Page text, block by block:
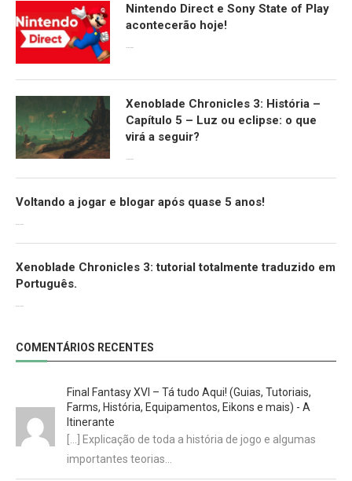
Nintendo Direct e Sony State of Play
acontecerão hoje!
Xenoblade Chronicles 3: História –
Capítulo 5 – Luz ou eclipse: o que
virá a seguir?
Voltando a jogar e blogar após quase 5 anos!
Xenoblade Chronicles 3: tutorial totalmente traduzido em
Português.
COMENTÁRIOS RECENTES
Final Fantasy XVI – Tá tudo Aqui! (Guias, Tutoriais,
Farms, História, Equipamentos, Eikons e mais) - A
Itinerante
[…] Explicação de toda a história de jogo e algumas
importantes teorias…